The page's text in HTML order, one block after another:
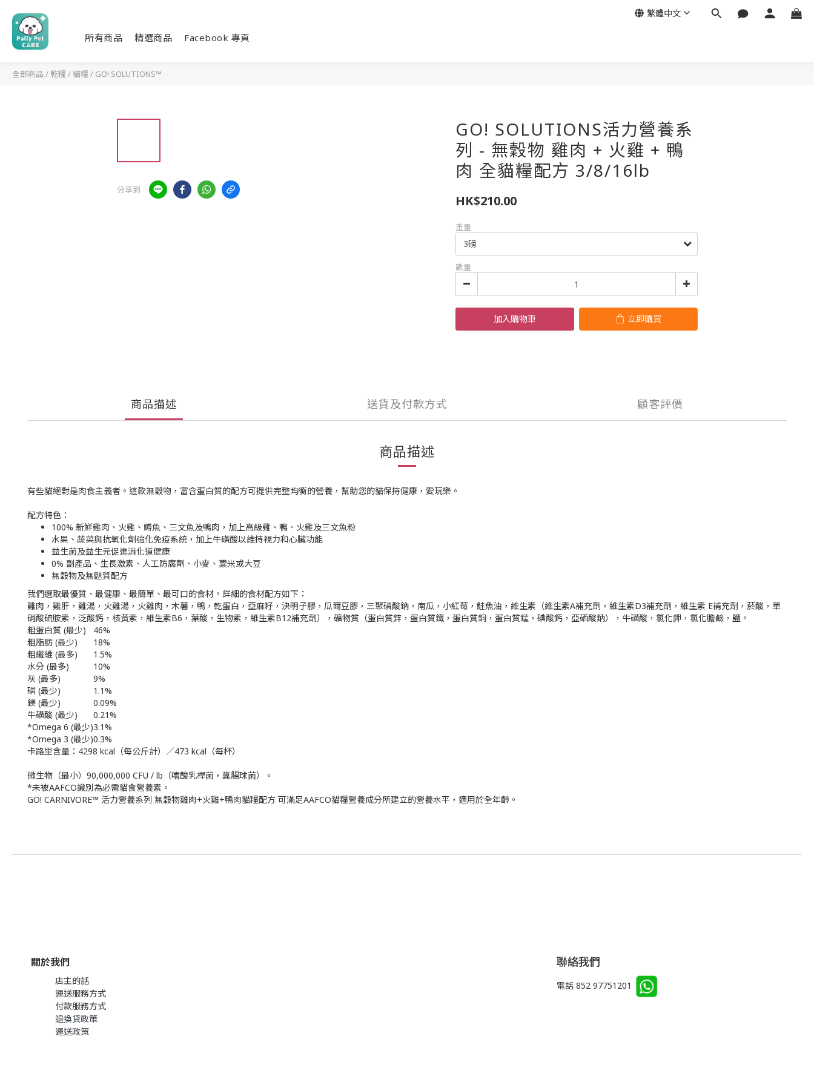
所有商品 精選商品 Facebook 專頁
繁體中文
全部商品 /乾糧 /貓糧 / GO! SOLUTIONS™
分享到
GO! SOLUTIONS活力營養系
列 - 無穀物 雞肉 + 火雞 + 鴨
肉 全貓糧配方 3/8/16lb
HK$210.00
重量
數量
加入購物車 立即購買
商品描述 送貨及付款方式 顧客評價
商品描述
有些貓絕對是肉食主義者。這款無穀物，富含蛋白質的配方可提供完整均衡的營養，幫助您的貓保持健康，愛玩樂。
配方特色：
100% 新鮮雞肉、火雞、鱒魚、三文魚及鴨肉，加上高級雞、鴨、火雞及三文魚粉
水果、蔬菜與抗氧化劑強化免疫系統，加上牛磺酸以維持視力和心臟功能
益生菌及益生元促進消化道健康
0% 副產品、生長激素、人工防腐劑、小麥、粟米或大豆
無穀物及無麩質配方
我們選取最優質、最健康、最簡單、最可口的食材。詳細的食材配方如下：
雞肉，雞肝，雞湯，火雞湯，火雞肉，木薯，鴨，乾蛋白，亞麻籽，決明子膠，瓜爾豆膠，三聚磷酸鈉，南瓜，小紅莓，鮭魚油，維生素（維生素A補充劑，維生素D3補充劑，維生素 E補充劑，菸酸，單
硝酸硫胺素，泛酸鈣，核黃素，維生素B6，葉酸，生物素，維生素B12補充劑），礦物質（蛋白質鋅，蛋白質鐵，蛋白質銅，蛋白質錳，碘酸鈣，亞硒酸鈉），牛磺酸，氯化鉀，氯化膽鹼，鹽。
粗蛋白質 (最少)
46%
粗脂肪 (最少)
18%
粗纖維 (最多)
1.5%
水分 (最多)
10%
灰 (最多)
9%
磷 (最少)
1.1%
鎂 (最少)
0.09%
牛磺酸 (最少)
0.21%
*Omega 6 (最少)3.1%
*Omega 3 (最少)0.3%
卡路里含量：4298 kcal（每公斤計）／473 kcal（每杯）
微生物（最小）90,000,000 CFU / lb（嗜酸乳桿菌，糞腸球菌）。
*未被AAFCO識別為必需貓食營養素。
GO! CARNIVORE™ 活力營養系列 無穀物雞肉+火雞+鴨肉貓糧配方 可滿足AAFCO貓糧營養成分所建立的營養水平，適用於全年齡。
關於我們
店主的話
運送服務方式
付款服務方式
退換貨政策
運送政策
聯絡我們
電話 852 97751201